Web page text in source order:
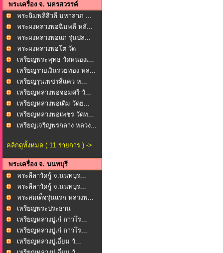
พระเครื่อง จ. นครสวรรค์
พระฉิมพลีสิวลี มหาลาภ ...
พระผงหลวงพ่อฉิมพลี หลั...
พระผงหลวงพ่อแก่ รุ่นปล...
พระผงหลวงพ่อโต วัด
มงคล...เหรียญพระพุทธ วัดหนองเ...
เหรียญรวยเงินรวยทอง หล...
เหรียญรุ่นเพชรสี่แคว ห...
เหรียญหลวงพ่อจอมศรี วั...
เหรียญหลวงพ่อเดิม วัดย...
เหรียญหลวงพ่อเพชร วัดท...
เหรียญเจริญพรกลาง หลวง...
คลิกดูทั้งหมด ( 11 รายการ ) ->
พระเครื่อง จ. นนทบุรี
พระลีลาวัดกู้ จ.นนทบุร...
พระลีลาวัดกู้ จ.นนทบุร...
พระสมเด็จรุ่นแรก หลวงพ...
เหรียญพระประธาน
พระพุทธ...
เหรียญหลวงปู่เก๋ ถาวโร...
เหรียญหลวงปู่เก๋ ถาวโร...
เหรียญหลวงปู่เอี่ยม วั...